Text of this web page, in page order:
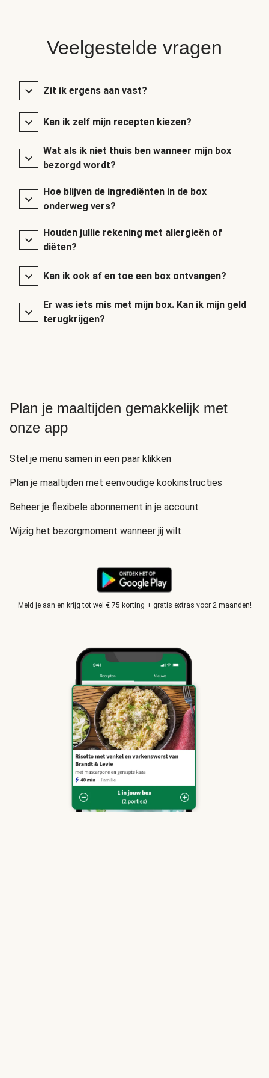
Veelgestelde vragen
Zit ik ergens aan vast?
Kan ik zelf mijn recepten kiezen?
Wat als ik niet thuis ben wanneer mijn box
bezorgd wordt?
Hoe blijven de ingrediënten in de box
onderweg vers?
Houden jullie rekening met allergieën of
diëten?
Kan ik ook af en toe een box ontvangen?
Er was iets mis met mijn box. Kan ik mijn geld
terugkrijgen?
Plan je maaltijden gemakkelijk met
onze app
Stel je menu samen in een paar klikken
Plan je maaltijden met eenvoudige kookinstructies
Beheer je flexibele abonnement in je account
Wijzig het bezorgmoment wanneer jij wilt
Meld je aan en krijg tot wel € 75 korting + gratis extras voor 2 maanden!